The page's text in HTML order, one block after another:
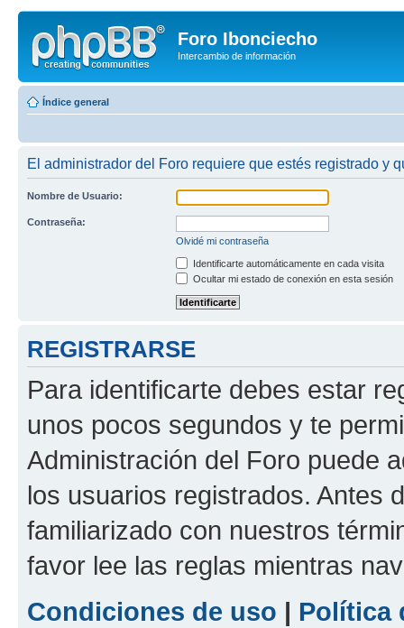
Foro Ibonciecho
Intercambio de información
Índice general
El administrador del Foro requiere que estés registrado y
Nombre de Usuario:
Contraseña:
Olvidé mi contraseña
Identificarte automáticamente en cada visita
Ocultar mi estado de conexión en esta sesión
REGISTRARSE
Para identificarte debes estar
unos pocos segundos y te
Administración del Foro puede
los usuarios registrados. Antes
familiarizado con nuestros
favor lee las reglas mientras
Condiciones de uso | Política